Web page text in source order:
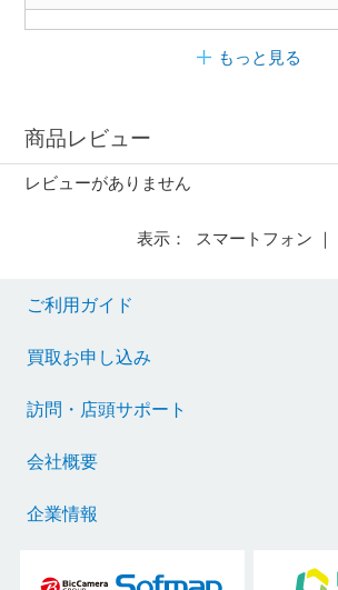
もっと見る
商品レビュー
レビューがありません
表示： スマートフォン ｜
ご利用ガイド
買取お申し込み
訪問・店頭サポート
会社概要
企業情報